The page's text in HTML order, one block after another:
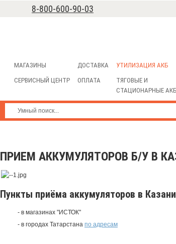
8-800-600-90-03
МАГАЗИНЫ
СЕРВИСНЫЙ ЦЕНТР
ДОСТАВКА
ОПЛАТА
УТИЛИЗАЦИЯ АКБ
ТЯГОВЫЕ И
СТАЦИОНАРНЫЕ АКБ
ПРИЕМ АККУМУЛЯТОРОВ Б/У В
Пункты приёма аккумуляторов в Казани
- в магазинах "ИСТОК"
- в городах Татарстана по адресам